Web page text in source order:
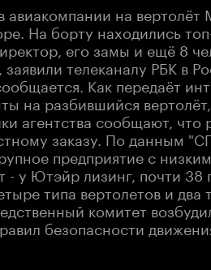
на вертолёт
На борту находились
его замы и ещё 8
телеканалу РБК в
Как передаёт
на разбившийся вертолёт,
агентства сообщают, что
заказу. По данным
предприятие с
- у Ютэйр лизинг, почти 38
типа вертолетов и два
комитет
безопасности